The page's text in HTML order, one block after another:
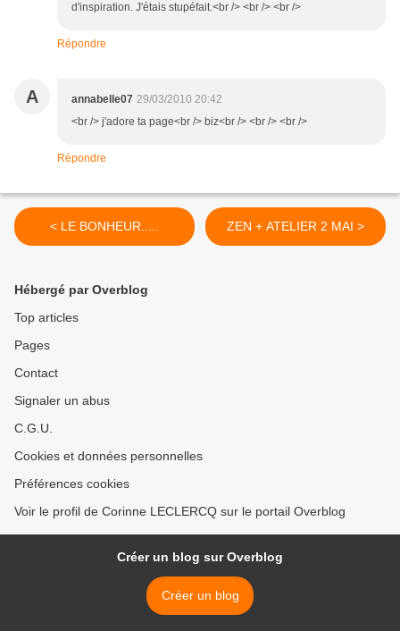
d'inspiration. J'étais stupéfait.<br /> <br /> <br />
Répondre
A annabelle07 29/03/2010 20:42
<br /> j'adore ta page<br /> biz<br /> <br /> <br />
Répondre
< LE BONHEUR..... ZEN + ATELIER 2 MAI >
Hébergé par Overblog
Top articles
Pages
Contact
Signaler un abus
C.G.U.
Cookies et données personnelles
Préférences cookies
Voir le profil de Corinne LECLERCQ sur le portail Overblog
Créer un blog sur Overblog
Créer un blog